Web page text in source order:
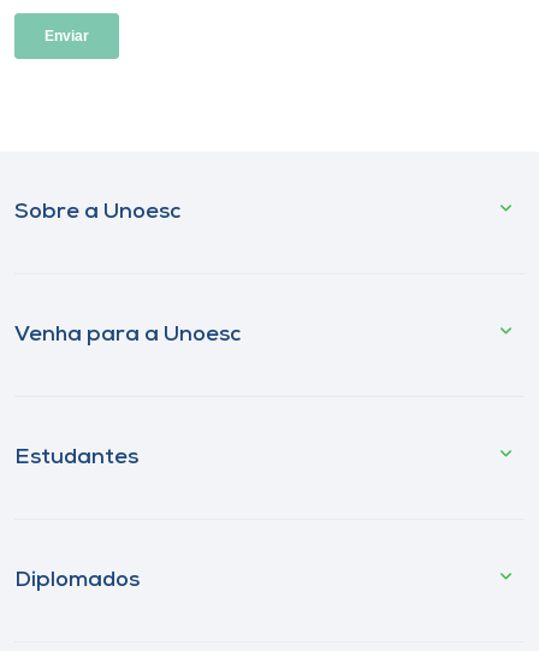
Sobre a Unoesc
Venha para a Unoesc
Estudantes
Diplomados